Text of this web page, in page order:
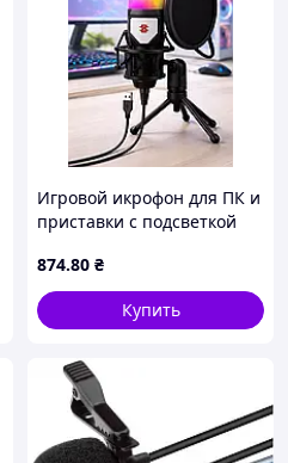
Игровой икрофон для ПК и
приставки с подсветкой
поп-фильтром на
подставке для блоггеров,
USB
874.80 ₴
Купить